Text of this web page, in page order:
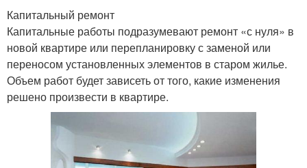
Капитальный ремонт
Капитальные работы подразумевают ремонт «с нуля» в
новой квартире или перепланировку с заменой или
переносом установленных элементов в старом жилье.
Объем работ будет зависеть от того, какие изменения
решено произвести в квартире.